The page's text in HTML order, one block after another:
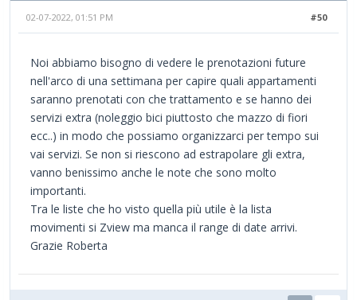
#50
02-07-2022, 01:51 PM
Noi abbiamo bisogno di vedere le prenotazioni future
nell'arco di una settimana per capire quali appartamenti
saranno prenotati con che trattamento e se hanno dei
servizi extra (noleggio bici piuttosto che mazzo di fiori
ecc..) in modo che possiamo organizzarci per tempo sui
vai servizi. Se non si riescono ad estrapolare gli extra,
vanno benissimo anche le note che sono molto
importanti.
Tra le liste che ho visto quella più utile è la lista
movimenti si Zview ma manca il range di date arrivi.
Grazie Roberta